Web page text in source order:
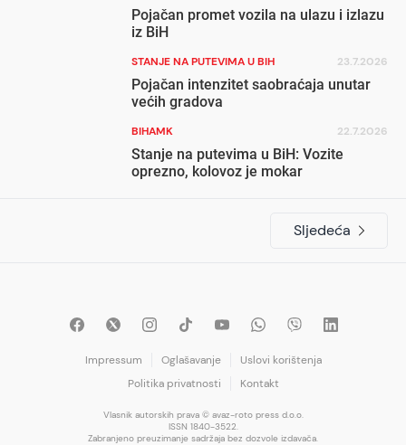
Pojačan promet vozila na ulazu i izlazu
iz BiH
STANJE NA PUTEVIMA U BIH 23.7.2026
Pojačan intenzitet saobraćaja unutar
većih gradova
BIHAMK 22.7.2026
Stanje na putevima u BiH: Vozite
oprezno, kolovoz je mokar
Sljedeća
Impressum Oglašavanje
Uslovi korištenja
Politika privatnosti
Kontakt
Vlasnik autorskih prava © avaz-roto press d.o.o.
ISSN 1840-3522.
Zabranjeno preuzimanje sadržaja bez dozvole izdavača.